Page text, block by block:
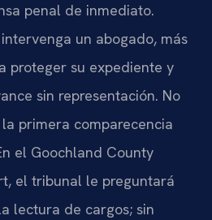
penal de inmediato.
un abogado, más
proteger su expediente y
sin representación. No
primera comparecencia
el Goochland County
el tribunal le preguntará
lectura de cargos; sin